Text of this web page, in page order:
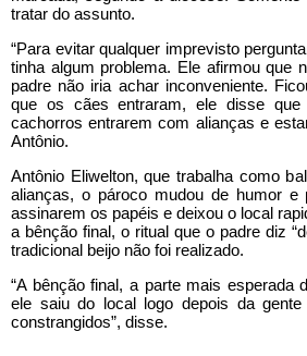
tratar do assunto.
“Para evitar qualquer imprevisto
tinha algum problema. Ele afirmou que
padre não iria achar inconveniente.
que os cães entraram, ele disse
cachorros entrarem com alianças e
Antônio.
Antônio Eliwelton, que trabalha como
alianças, o pároco mudou de humor
assinarem os papéis e deixou o local
a bênção final, o ritual que o padre diz
tradicional beijo não foi realizado.
“A bênção final, a parte mais esperada
ele saiu do local logo depois da
constrangidos”, disse.